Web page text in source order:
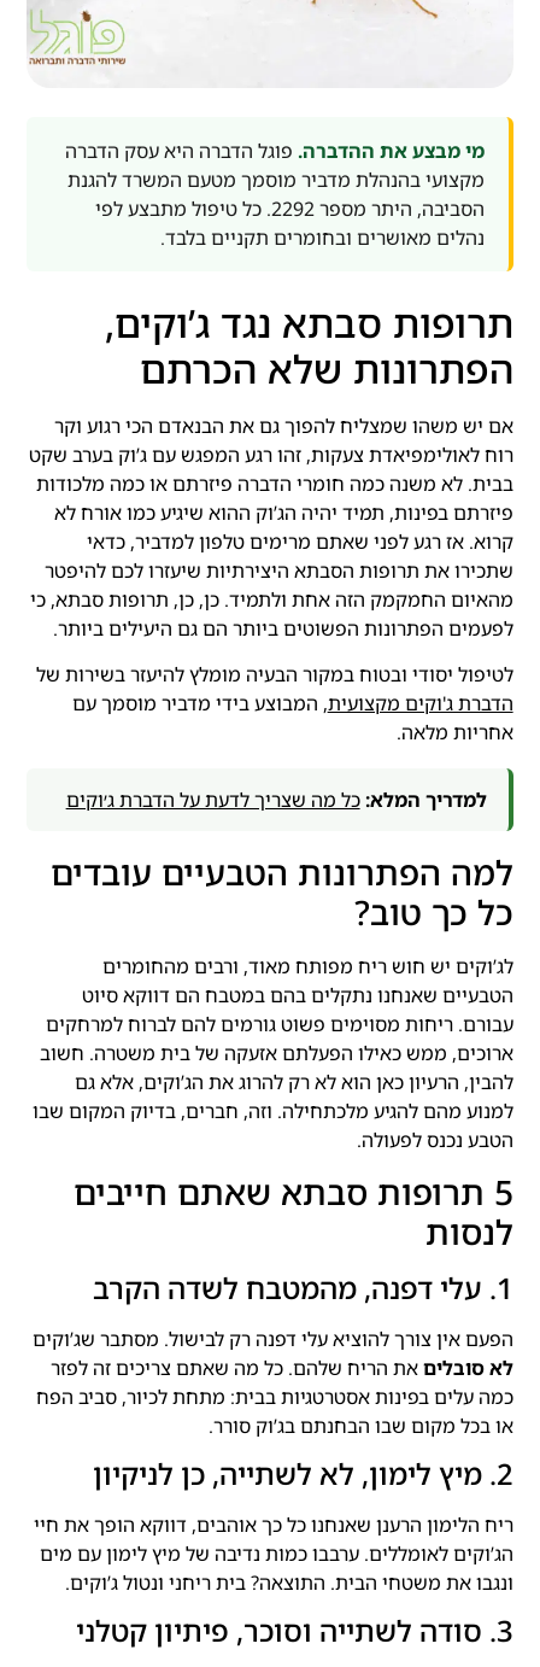
מי מבצע את ההדברה. פוגל הדברה היא עסק הדברה
מקצועי בהנהלת מדביר מוסמך מטעם המשרד להגנת
הסביבה, היתר מספר 2292. כל טיפול מתבצע לפי
נהלים מאושרים ובחומרים תקניים בלבד.
תרופות סבתא נגד ג’וקים,
הפתרונות שלא הכרתם
אם יש משהו שמצליח להפוך גם את הבנאדם הכי רגוע וקר
רוח לאולימפיאדת צעקות, זהו רגע המפגש עם ג’וק בערב שקט
בבית. לא משנה כמה חומרי הדברה פיזרתם או כמה מלכודות
פיזרתם בפינות, תמיד יהיה הג’וק ההוא שיגיע כמו אורח לא
קרוא. אז רגע לפני שאתם מרימים טלפון למדביר, כדאי
שתכירו את תרופות הסבתא היצירתיות שיעזרו לכם להיפטר
מהאיום החמקמק הזה אחת ולתמיד. כן, כן, תרופות סבתא, כי
לפעמים הפתרונות הפשוטים ביותר הם גם היעילים ביותר.
לטיפול יסודי ובטוח במקור הבעיה מומלץ להיעזר בשירות של
הדברת ג'וקים מקצועית, המבוצע בידי מדביר מוסמך עם
אחריות מלאה.
למדריך המלא:כל מה שצריך לדעת על הדברת ג׳וקים
למה הפתרונות הטבעיים עובדים
כל כך טוב?
לג’וקים יש חוש ריח מפותח מאוד, ורבים מהחומרים
הטבעיים שאנחנו נתקלים בהם במטבח הם דווקא סיוט
עבורם. ריחות מסוימים פשוט גורמים להם לברוח למרחקים
ארוכים, ממש כאילו הפעלתם אזעקה של בית משטרה. חשוב
להבין, הרעיון כאן הוא לא רק להרוג את הג’וקים, אלא גם
למנוע מהם להגיע מלכתחילה. וזה, חברים, בדיוק המקום שבו
הטבע נכנס לפעולה.
5 תרופות סבתא שאתם חייבים
לנסות
1. עלי דפנה, מהמטבח לשדה הקרב
הפעם אין צורך להוציא עלי דפנה רק לבישול. מסתבר שג’וקים
לא סובליםאת הריח שלהם. כל מה שאתם צריכים זה לפזר
כמה עלים בפינות אסטרטגיות בבית: מתחת לכיור, סביב הפח
או בכל מקום שבו הבחנתם בג’וק סורר.
2. מיץ לימון, לא לשתייה, כן לניקיון
ריח הלימון הרענן שאנחנו כל כך אוהבים, דווקא הופך את חיי
הג’וקים לאומללים. ערבבו כמות נדיבה של מיץ לימון עם מים
ונגבו את משטחי הבית. התוצאה? בית ריחני ונטול ג’וקים.
3. סודה לשתייה וסוכר, פיתיון קטלני